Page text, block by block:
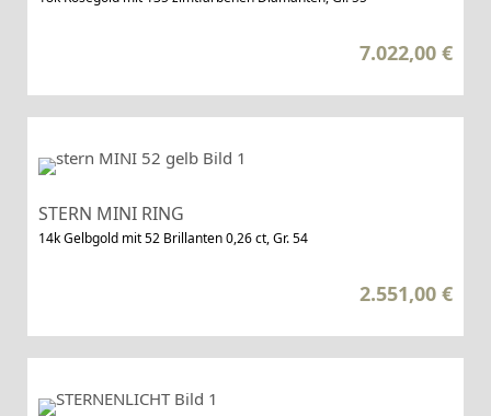
7.022,00 €
STERN MINI RING
14k Gelbgold mit 52 Brillanten 0,26 ct, Gr. 54
2.551,00 €